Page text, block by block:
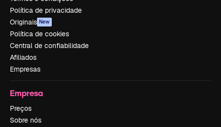
Política de privacidade
Originais New
Política de cookies
Central de confiabilidade
Afiliados
Empresas
Empresa
Preços
Sobre nós